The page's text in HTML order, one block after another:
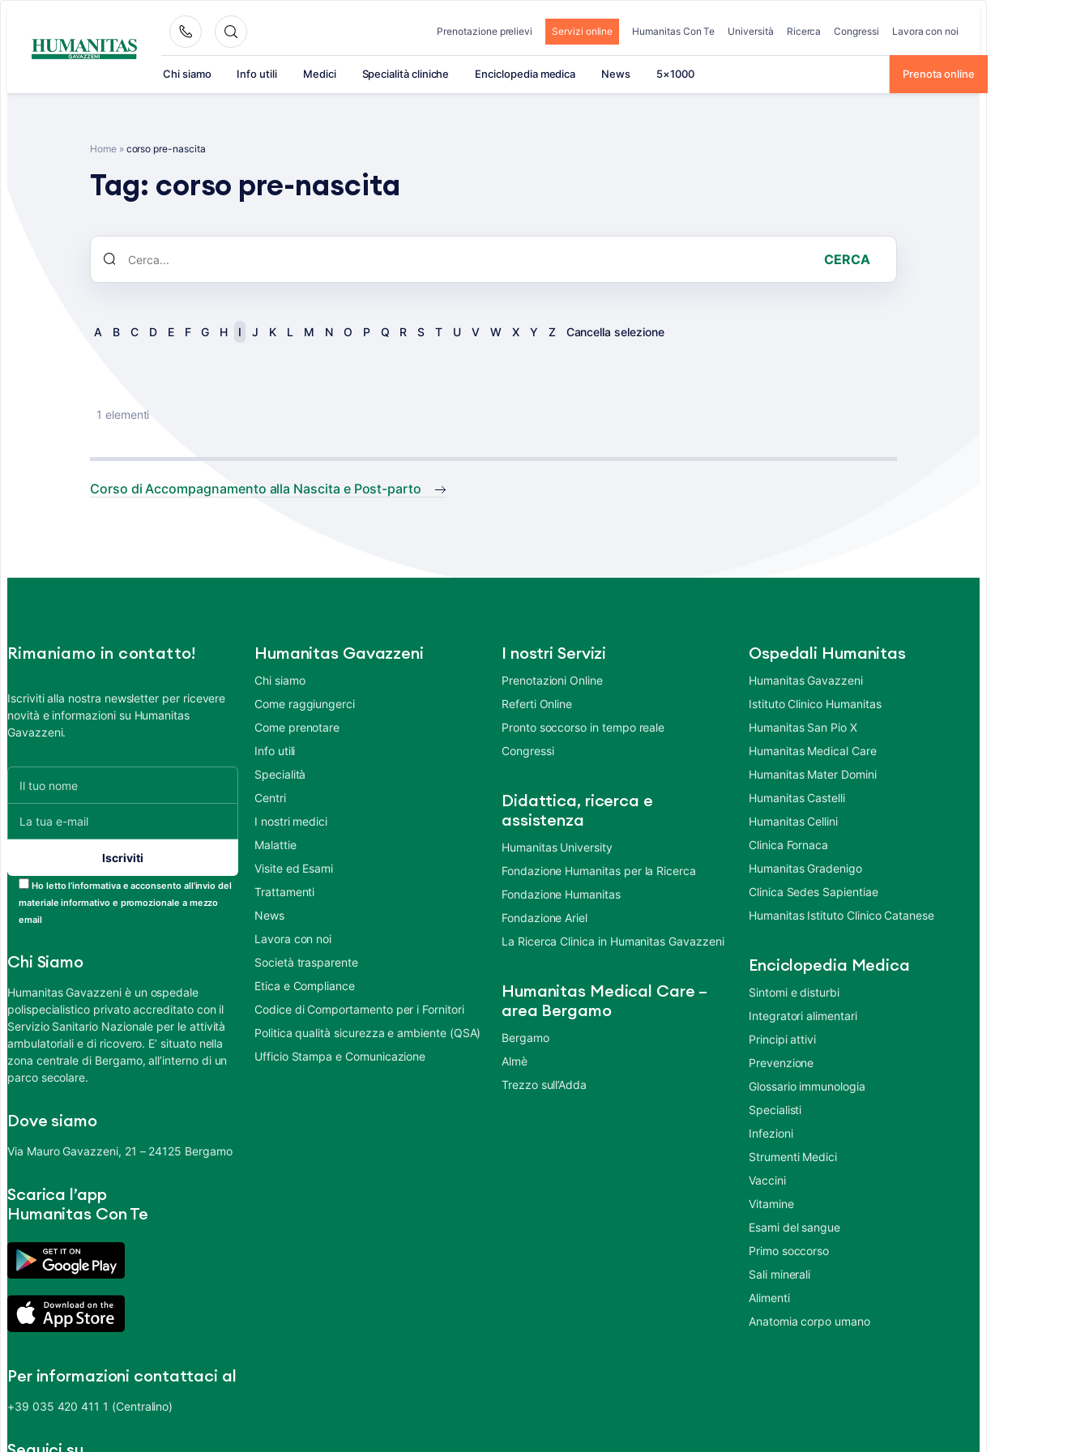
content
Prenotazione prelievi Servizi online Humanitas Con Te Università Ricerca Congressi Lavora con noi
Chi siamo Info utili Medici Specialità cliniche Enciclopedia medica News 5×1000 Prenota online
Home» corso pre-nascita
Tag: corso pre-nascita
CERCA
A B C D E F G H I J K L M N O P Q R S T U V W X Y Z Cancella selezione
1 elementi
Corso di Accompagnamento alla Nascita e Post-parto
Rimaniamo in contatto!
Iscriviti alla nostra newsletter per ricevere
novità e informazioni su Humanitas
Gavazzeni.
Ho letto l’informativa e acconsento all’invio del
materiale informativo e promozionale a mezzo
email
Chi Siamo
Humanitas Gavazzeni è un ospedale
polispecialistico privato accreditato con il
Servizio Sanitario Nazionale per le attività
ambulatoriali e di ricovero. E’ situato nella
zona centrale di Bergamo, all’interno di un
parco secolare.
Dove siamo
Via Mauro Gavazzeni, 21 – 24125 Bergamo
Scarica l’app
Humanitas Con Te
Per informazioni contattaci al
+39 035 420 411 1 (Centralino)
Humanitas Gavazzeni
Chi siamo
Come raggiungerci
Come prenotare
Info utili
Specialità
Centri
I nostri medici
Malattie
Visite ed Esami
Trattamenti
News
Lavora con noi
Società trasparente
Etica e Compliance
Codice di Comportamento per i Fornitori
Politica qualità sicurezza e ambiente (QSA)
Ufficio Stampa e Comunicazione
I nostri Servizi
Prenotazioni Online
Referti Online
Pronto soccorso in tempo reale
Congressi
Didattica, ricerca e
assistenza
Humanitas University
Fondazione Humanitas per la Ricerca
Fondazione Humanitas
Fondazione Ariel
La Ricerca Clinica in Humanitas Gavazzeni
Humanitas Medical Care –
area Bergamo
Bergamo
Almè
Trezzo sull’Adda
Ospedali Humanitas
Humanitas Gavazzeni
Istituto Clinico Humanitas
Humanitas San Pio X
Humanitas Medical Care
Humanitas Mater Domini
Humanitas Castelli
Humanitas Cellini
Clinica Fornaca
Humanitas Gradenigo
Clinica Sedes Sapientiae
Humanitas Istituto Clinico Catanese
Enciclopedia Medica
Sintomi e disturbi
Integratori alimentari
Principi attivi
Prevenzione
Glossario immunologia
Specialisti
Infezioni
Strumenti Medici
Vaccini
Vitamine
Esami del sangue
Primo soccorso
Sali minerali
Alimenti
Anatomia corpo umano